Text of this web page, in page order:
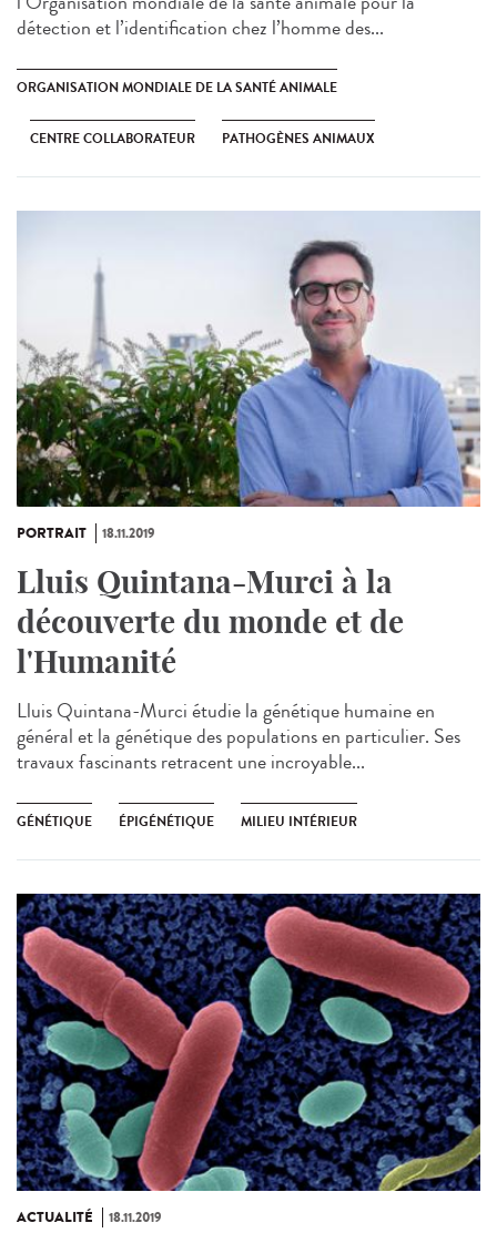
détection et l’identification chez l’homme des...
ORGANISATION MONDIALE DE LA SANTÉ ANIMALE
CENTRE COLLABORATEUR PATHOGÈNES ANIMAUX
PORTRAIT 18.11.2019
Lluis Quintana-Murci à la
découverte du monde et de
l'Humanité
Lluis Quintana-Murci étudie la génétique humaine en
général et la génétique des populations en particulier. Ses
travaux fascinants retracent une incroyable...
GÉNÉTIQUE ÉPIGÉNÉTIQUE MILIEU INTÉRIEUR
ACTUALITÉ 18.11.2019